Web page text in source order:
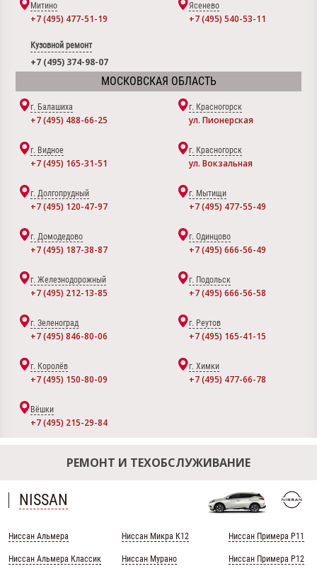
Митино
+7 (495) 477-51-19
Ясенево
+7 (495) 540-53-11
Кузовной ремонт
+7 (495) 374-98-07
МОСКОВСКАЯ ОБЛАСТЬ
г. Балашиха
+7 (495) 488-66-25
г. Красногорск
ул. Пионерская
г. Видное
+7 (495) 165-31-51
г. Красногорск
ул. Вокзальная
г. Долгопрудный
+7 (495) 120-47-97
г. Мытищи
+7 (495) 477-55-49
г. Домодедово
+7 (495) 187-38-87
г. Одинцово
+7 (495) 666-56-49
г. Железнодорожный
+7 (495) 212-13-85
г. Подольск
+7 (495) 666-56-58
г. Зеленоград
+7 (495) 846-80-06
г. Реутов
+7 (495) 165-41-15
г. Королёв
+7 (495) 150-80-09
г. Химки
+7 (495) 477-66-78
Вёшки
+7 (495) 215-29-84
РЕМОНТ И ТЕХОБСЛУЖИВАНИЕ
NISSAN
Ниссан Альмера
Ниссан Альмера Классик
Ниссан Микра К12
Ниссан Мурано
Ниссан Примера Р11
Ниссан Примера Р12